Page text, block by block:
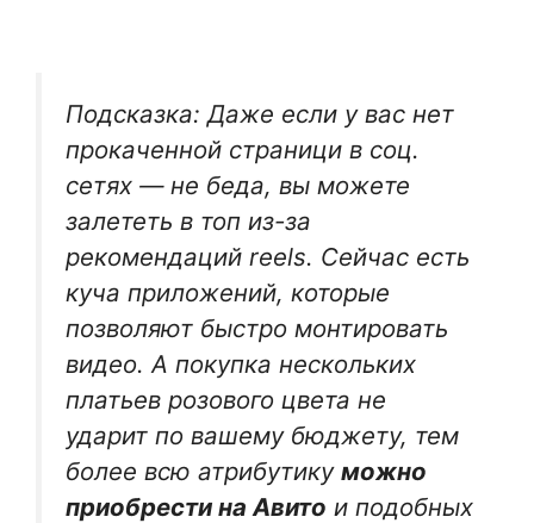
Подсказка: Даже если у вас нет
прокаченной страници в соц.
сетях — не беда, вы можете
залететь в топ из-за
рекомендаций reels. Сейчас есть
куча приложений, которые
позволяют быстро монтировать
видео. А покупка нескольких
платьев розового цвета не
ударит по вашему бюджету, тем
более всю атрибутику можно
приобрести на Авито и подобных